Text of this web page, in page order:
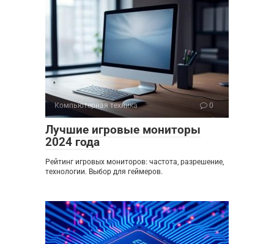
Компьютерная техника 0
Лучшие игровые мониторы
2024 года
Рейтинг игровых мониторов: частота, разрешение,
технологии. Выбор для геймеров.